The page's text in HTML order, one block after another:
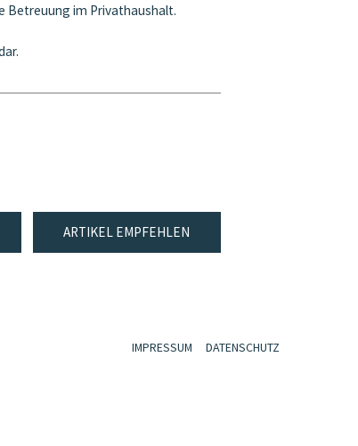
Betreuung im Privathaushalt.
ARTIKEL EMPFEHLEN
IMPRESSUM DATENSCHUTZ